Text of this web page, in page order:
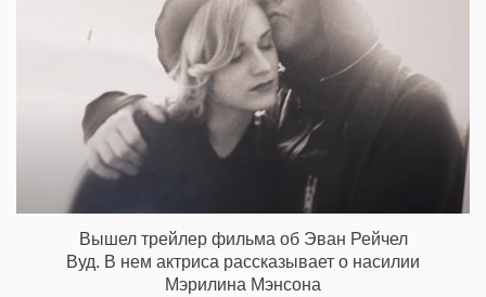
Вышел трейлер фильма об Эван Рейчел
Вуд. В нем актриса рассказывает о насилии
Мэрилина Мэнсона